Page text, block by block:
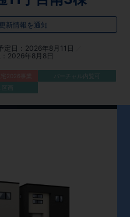
新情報を通知
定日
2026年8月11日
2026年8月8日
バーチャル内覧可
区画